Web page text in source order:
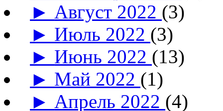
► Август 2022 (3)
► Июль 2022 (3)
► Июнь 2022 (13)
► Май 2022 (1)
► Апрель 2022 (4)